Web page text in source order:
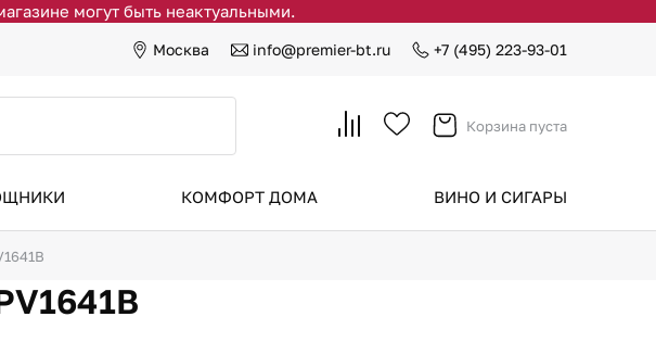
могут быть неактуальными.
Москва info@premier-bt.ru +7 (495) 223-93-01
Корзина пуста
КОМФОРТ ДОМА ВИНО И СИГАРЫ